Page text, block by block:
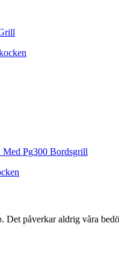
Pg300 Bordsgrill
Det påverkar aldrig våra